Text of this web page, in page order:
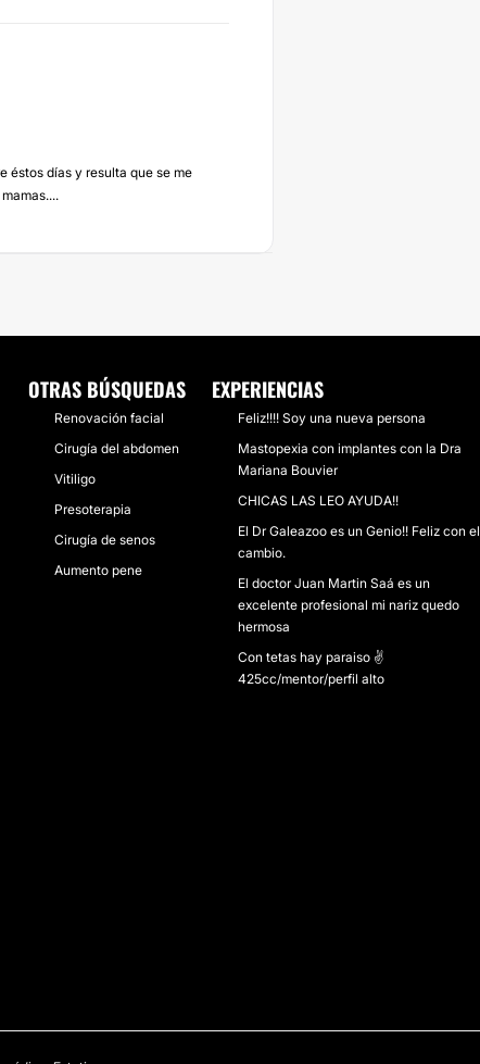
éstos días y resulta que se me
OTRAS BÚSQUEDAS
Renovación facial
Cirugía del abdomen
Vitiligo
Presoterapia
Cirugía de senos
Aumento pene
EXPERIENCIAS
Feliz!!!! Soy una nueva persona
Mastopexia con implantes con la Dra
Mariana Bouvier
CHICAS LAS LEO AYUDA!!
El Dr Galeazoo es un Genio!! Feliz con el
cambio.
El doctor Juan Martin Saá es un
excelente profesional mi nariz quedo
hermosa
Con tetas hay paraiso ✌
425cc/mentor/perfil alto